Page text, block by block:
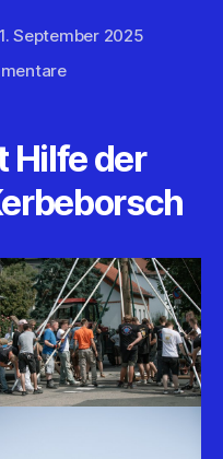
1. September 2025
zu
2025
Impressionen
Hilfe der